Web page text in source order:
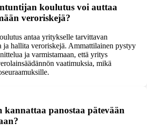
koulutus voi auttaa
veroriskejä?
antaa yritykselle tarvittavan
ja hallita veroriskejä. Ammattilainen pystyy
ja varmistamaan, että yritys
vaatimuksia, mikä
panostaa pätevään